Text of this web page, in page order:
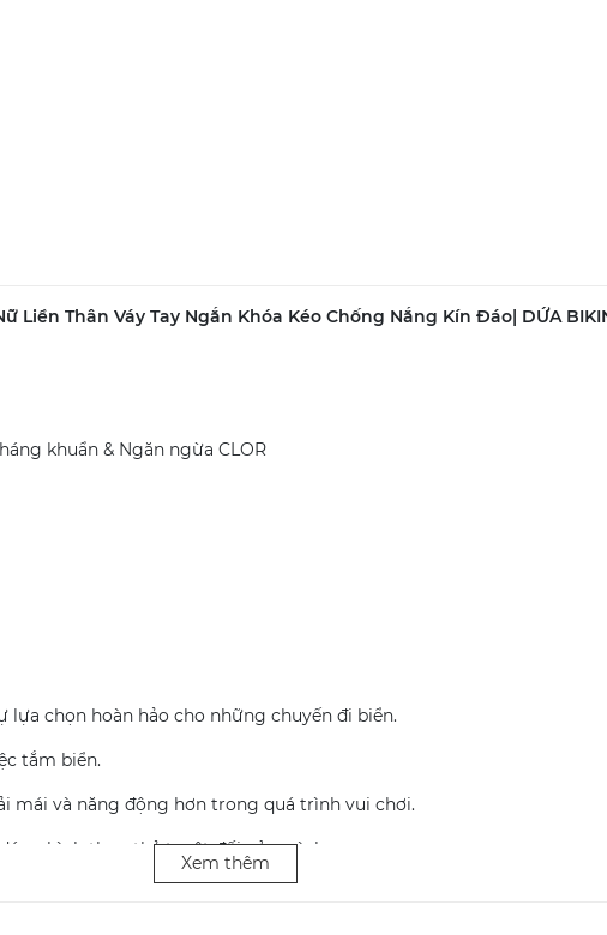
Liền Thân Váy Tay Ngắn Khóa Kéo Chống Nắng Kín Đáo| DỨA
khuẩn & Ngăn ngừa CLOR
lựa chọn hoàn hảo cho những chuyến đi biển.
tắm biển.
mái và năng động hơn trong quá trình vui chơi.
hình thon thả tuyệt đối của mình.
Xem thêm